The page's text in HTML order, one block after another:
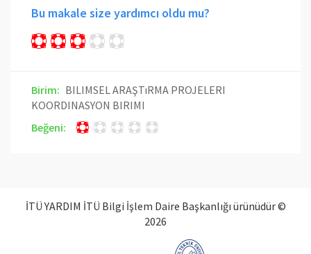
Bu makale size yardımcı oldu mu?
Birim: BILIMSEL ARAŞTıRMA PROJELERI
KOORDINASYON BIRIMI
Beğeni:
İTÜ YARDIM İTÜ Bilgi İşlem Daire Başkanlığı ürünüdür ©
2026